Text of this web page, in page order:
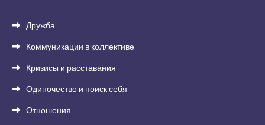
Дружба
Коммуникации в коллективе
Кризисы и расставания
Одиночество и поиск себя
Отношения